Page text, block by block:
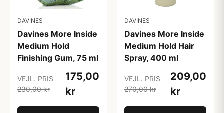
DAVINES
Davines More Inside
Medium Hold
Finishing Gum, 75 ml
VEJL. PRIS
230,00 kr
175,00
kr
DAVINES
Davines More Inside
Medium Hold Hair
Spray, 400 ml
VEJL. PRIS
270,00 kr
209,00
kr